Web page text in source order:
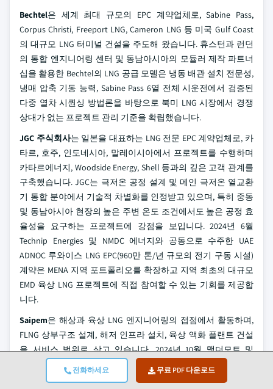
전화하세요 무료 PDF 다운로드
Bechtel은 세계 최대 규모의 EPC 계약업체로, Sabine Pass,
Corpus Christi, Freeport LNG, Cameron LNG 등 미국 Gulf Coast
의 대규모 LNG 터미널 건설을 주도해 왔습니다. 휴스턴과 런던
의 통합 엔지니어링 센터 및 동남아시아의 모듈러 제작 파트너
십을 활용한 Bechtel의 LNG 공급 모델은 냉동 배관 설치 전문성,
냉매 압축 기동 능력, Sabine Pass 6열 전체 시운전에서 검증된
다중 열차 시퀀싱 방법론을 바탕으로 북미 LNG 시장에서 경쟁
상대가 없는 프로젝트 관리 기준을 확립했습니다.
JGC 주식회사는 일본을 대표하는 LNG 전문 EPC 계약업체로, 카
타르, 호주, 인도네시아, 말레이시아에서 프로젝트를 수행하며
카타르에너지, Woodside Energy, Shell 등과의 깊은 고객 관계를
구축했습니다. JGC는 극저온 공정 설계 및 메인 극저온 열교환
기 통합 분야에서 기술적 차별화를 인정받고 있으며, 특히 중동
및 동남아시아 현장의 높은 주변 온도 조건에서도 높은 공정 효
율성을 요구하는 프로젝트에 강점을 보입니다. 2024년 6월
Technip Energies 및 NMDC 에너지와 공동으로 수주한 UAE
ADNOC 루와이스 LNG EPC(960만 톤/년 규모의 전기 구동 시설)
계약은 MENA 지역 포트폴리오를 확장하고 지역 최초의 대규모
EMD 육상 LNG 프로젝트에 직접 참여할 수 있는 기회를 제공합
니다.
Saipem은 해상과 육상 LNG 엔지니어링의 접점에서 활동하며,
FLNG 상부구조 설계, 해저 인프라 설치, 육상 액화 플랜트 건설
을 서비스 범위로 삼고 있습니다. 2024년 10월 맥더모트 및
CPECC와 함께 모잠비크의 ExxonMobil-led Rovuma LNG Phase 1
FEED 컨소시엄에 참여한 Saipem은 동아프리카 LNG 개발 파이